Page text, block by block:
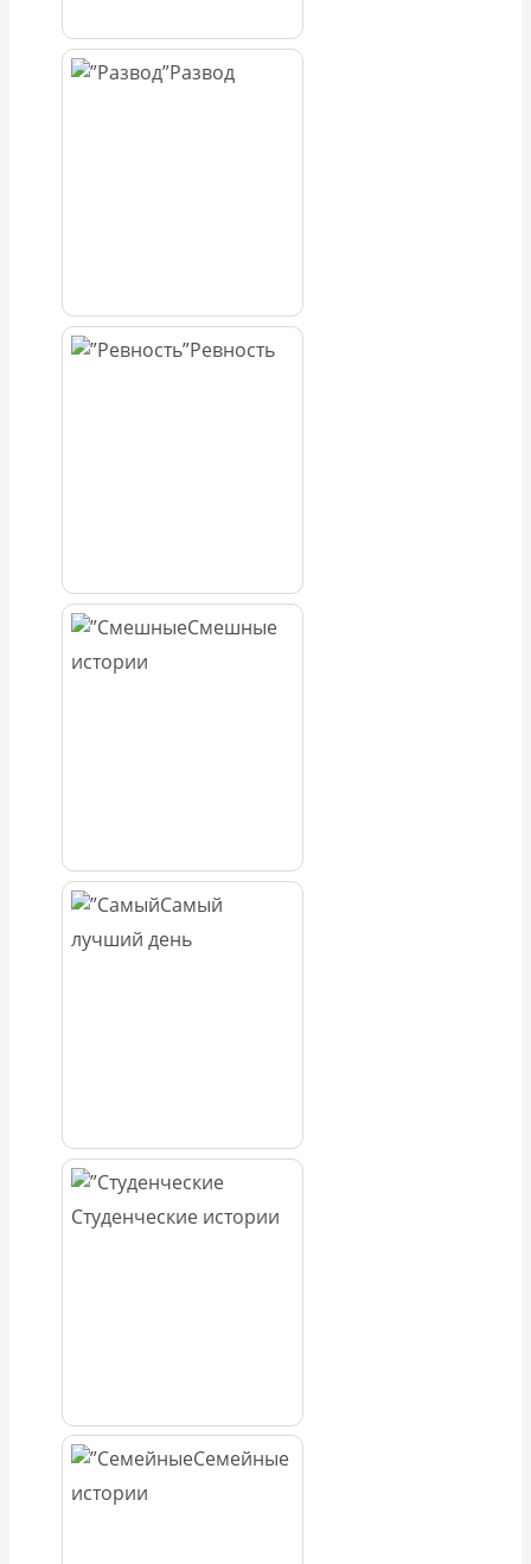
Развод
Ревность
Смешные
истории
Самый
лучший день
Студенческие истории
Семейные
истории